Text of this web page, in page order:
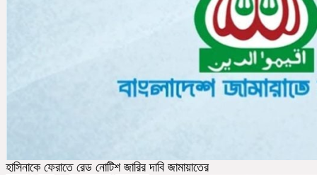
হাসিনাকে ফেরাতে রেড নোটিশ জারির দাবি জামায়াতের